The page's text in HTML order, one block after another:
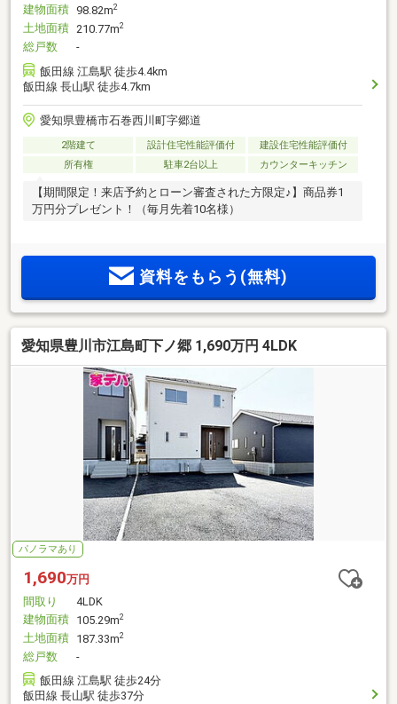
建物面積 98.82m2
土地面積 210.77m2
総戸数
-
飯田線 江島駅 徒歩4.4km
飯田線 長山駅 徒歩4.7km
愛知県豊橋市石巻西川町字郷道
2階建て 設計住宅性能評価付
建設住宅性能評価付
所有権
駐車2台以上 カウンターキッチン
【期間限定！来店予約とローン審査された方限定♪】商品券1
万円分プレゼント！（毎月先着10名様）
資料をもらう(無料)
愛知県豊川市江島町下ノ郷 1,690万円 4LDK
パノラマあり
1,690万円
間取り
4LDK
建物面積 105.29m2
土地面積 187.33m2
総戸数
-
飯田線 江島駅 徒歩24分
飯田線 長山駅 徒歩37分